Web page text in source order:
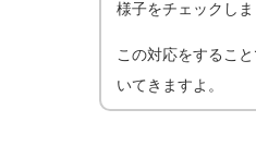
様子をチェックしま
この対応をするこ
いてきますよ。